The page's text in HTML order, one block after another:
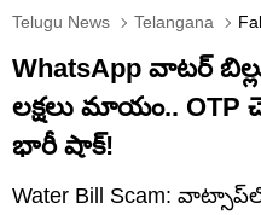
Telugu News Telangana
WhatsApp వాటర్
లక్షలు మాయం.. OTP
భారీ షాక్!
Water Bill Scam: